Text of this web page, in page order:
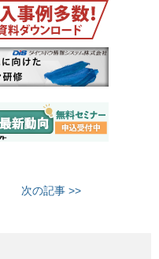
次の記事 >>